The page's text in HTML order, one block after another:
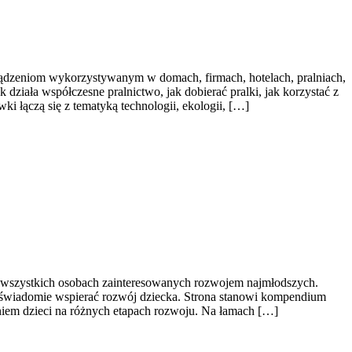
wykorzystywanym w domach, firmach, hotelach, pralniach,
współczesne pralnictwo, jak dobierać pralki, jak korzystać z
łączą się z tematyką technologii, ekologii, […]
osobach zainteresowanych rozwojem najmłodszych.
wspierać rozwój dziecka. Strona stanowi kompendium
dzieci na różnych etapach rozwoju. Na łamach […]